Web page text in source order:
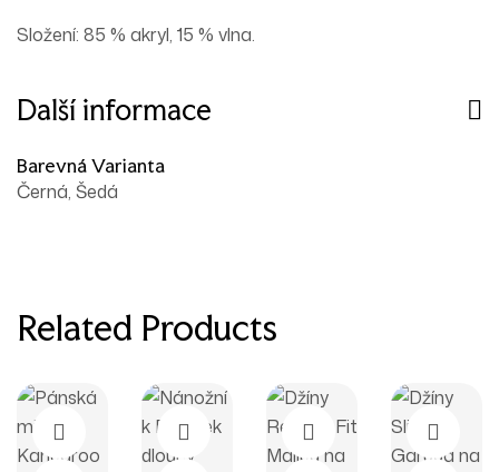
Složení: 85 % akryl, 15 % vlna.
Další informace
Barevná Varianta
Černá, Šedá
Related Products